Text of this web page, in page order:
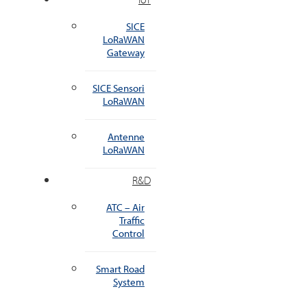
SICE
LoRaWAN
Gateway
SICE Sensori
LoRaWAN
Antenne
LoRaWAN
R&D
ATC – Air
Traffic
Control
Smart Road
System